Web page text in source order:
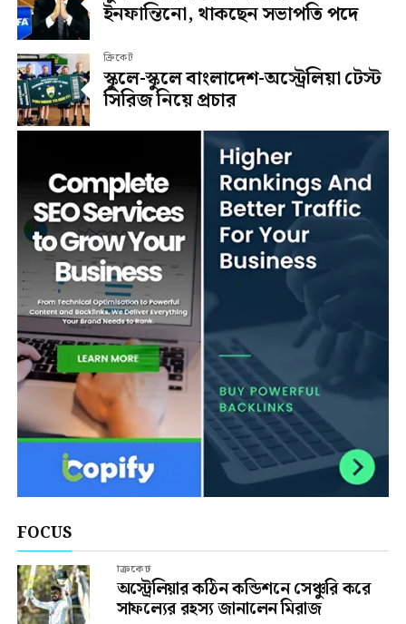
ইনফান্তিনো, থাকছেন সভাপতি পদে
ক্রিকেট
স্কুলে-স্কুলে বাংলাদেশ-অস্ট্রেলিয়া টেস্ট
সিরিজ নিয়ে প্রচার
FOCUS
ক্রিকেট
অস্ট্রেলিয়ার কঠিন কন্ডিশনে সেঞ্চুরি করে
সাফল্যের রহস্য জানালেন মিরাজ